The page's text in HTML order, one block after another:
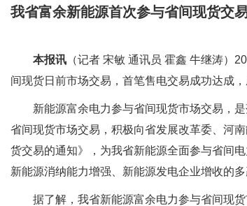
我省富余新能源首次参与省间现货交
本报讯 （记者 宋敏 通讯员 霍鑫 牛继涛）
间现货日前市场交易，首笔售电交易成功达成
新能源富余电力参与省间现货市场交易，是
省间现货市场交易，积极向省发展改革委、河
货交易的通知》，为我省新能源全面参与省间
新能源消纳能力增强、新能源发电企业增收的多
据了解，我省新能源富余电力参与省间现货